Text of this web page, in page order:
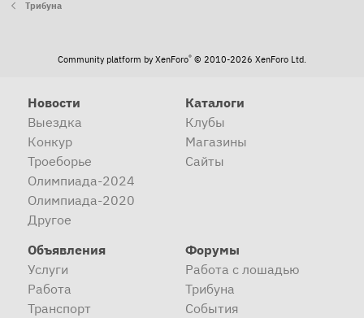
Трибуна
Community platform by XenForo® © 2010-2026 XenForo Ltd.
Новости
Выездка
Конкур
Троеборье
Олимпиада-2024
Олимпиада-2020
Другое
Каталоги
Клубы
Магазины
Сайты
Объявления
Услуги
Работа
Транспорт
Форумы
Работа с лошадью
Трибуна
События